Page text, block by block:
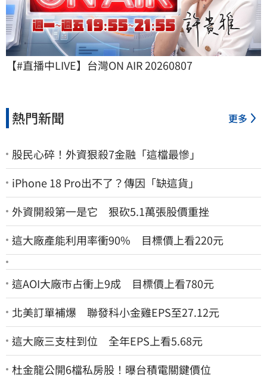
【#直播中LIVE】台灣ON AIR 20260807
熱門新聞 更多
股民心碎！外資狠殺7金融「這檔最慘」
iPhone 18 Pro出不了？傳因「缺這貨」
外資開殺第一是它 狠砍5.1萬張股價重挫
這大廠產能利用率衝90% 目標價上看220元
這AOI大廠市占衝上9成 目標價上看780元
北美訂單補爆 聯發科小金雞EPS至27.12元
這大廠三支柱到位 全年EPS上看5.68元
杜金龍公開6檔私房股！曝台積電關鍵價位